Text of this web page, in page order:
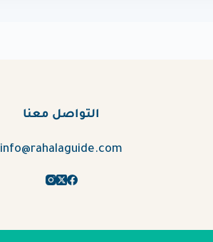
التواصل معنا
info@rahalaguide.com